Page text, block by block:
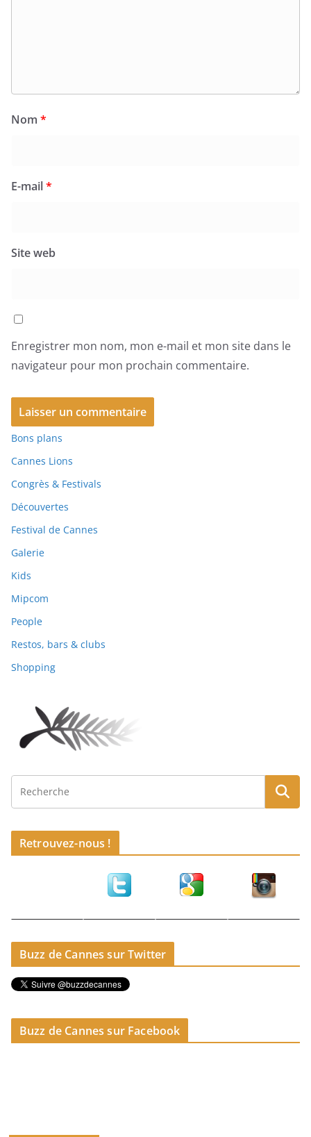
Nom *
E-mail*
Site web
Enregistrer mon nom, mon e-mail et mon site dans le
navigateur pour mon prochain commentaire.
Bons plans
Cannes Lions
Congrès & Festivals
Découvertes
Festival de Cannes
Galerie
Kids
Mipcom
People
Restos, bars & clubs
Shopping
Retrouvez-nous !
Buzz de Cannes sur Twitter
Buzz de Cannes sur Facebook